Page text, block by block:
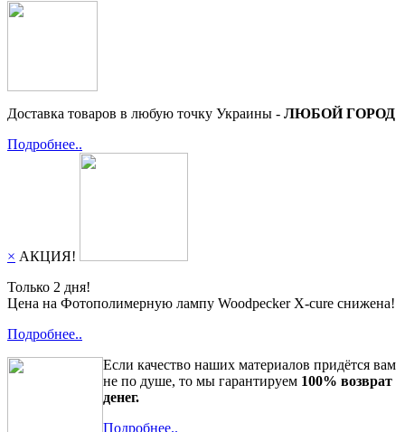
Доставка товаров в любую точку Украины - ЛЮБОЙ ГОРОД
Подробнее..
× АКЦИЯ!
Только 2 дня!
Цена на Фотополимерную лампу Woodpecker X-cure снижена!
Подробнее..
Если качество наших материалов придётся вам
не по душе, то мы гарантируем 100% возврат
денег.
Подробнее..